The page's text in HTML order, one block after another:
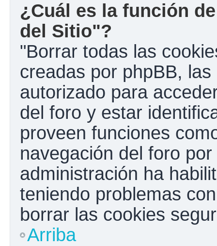
¿Cuál es la función
del Sitio"?
"Borrar todas las
creadas por phpBB,
autorizado para
del foro y estar
proveen funciones
navegación del foro
administración ha
teniendo problemas
borrar las cookies
Arriba